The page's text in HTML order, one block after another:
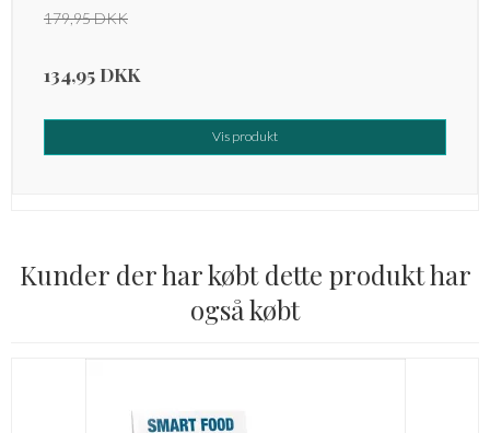
179,95 DKK
134,95 DKK
Vis produkt
Kunder der har købt dette produkt har
også købt